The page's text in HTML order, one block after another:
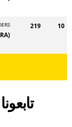
10
219
(FRA)
تابعونا على مواقع التواصل